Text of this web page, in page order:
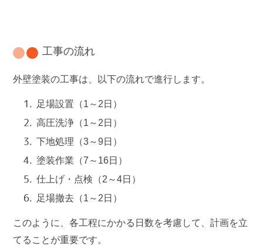
工事の流れ
外壁塗装の工事は、以下の流れで進行します。
足場設置（1～2日）
高圧洗浄（1～2日）
下地処理（3～9日）
塗装作業（7～16日）
仕上げ・点検（2～4日）
足場撤去（1～2日）
このように、各工程にかかる日数を考慮して、計画を立
てることが重要です。